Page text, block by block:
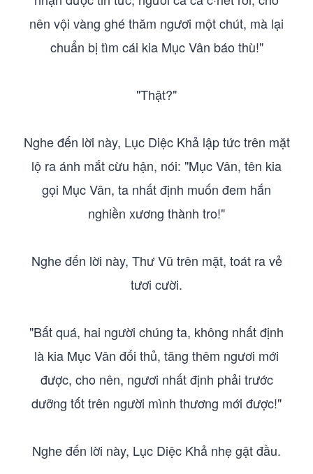
nên vội vàng ghé thăm ngươi một chút, mà lại
chuẩn bị tìm cái kia Mục Vân báo thù!"
"Thật?"
Nghe đến lời này, Lục Diệc Khả lập tức trên mặt
lộ ra ánh mắt cừu hận, nói: "Mục Vân, tên kia
gọi Mục Vân, ta nhất định muốn đem hắn
nghiền xương thành tro!"
Nghe đến lời này, Thư Vũ trên mặt, toát ra vẻ
tươi cười.
"Bất quá, hai người chúng ta, không nhất định
là kia Mục Vân đối thủ, tăng thêm ngươi mới
được, cho nên, ngươi nhất định phải trước
dưỡng tốt trên người mình thương mới được!"
Nghe đến lời này, Lục Diệc Khả nhẹ gật đầu.